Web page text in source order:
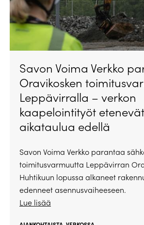
Savon Voima Verkko
Oravikosken
Leppävirralla – verkon
kaapelointityöt etenevät
aikataulua edellä
Savon Voima Verkko parantaa
toimitusvarmuutta Leppävirran
Huhtikuun lopussa alkaneet
edenneet asennusvaiheeseen.
Lue lisää